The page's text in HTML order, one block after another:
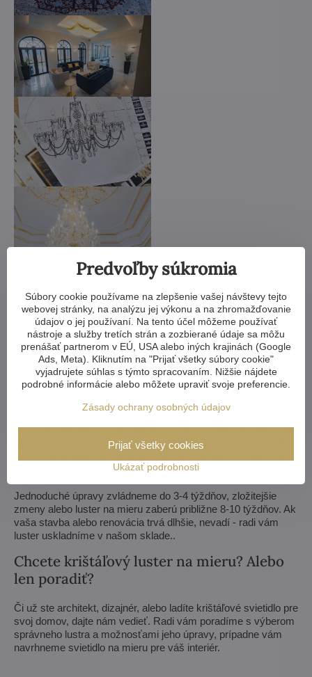
Zmenšiť alebo zväčšiť, zmeniť ramená, zmeniť počet
žiaroviek, skrátiť alebo predĺžiť reťaz - možnosti sú takmer
nekonečné. A ak vám to nestačí, môžeme vám vyrobiť
krištáľový luster podľa vášho návrhu.
Ak si nevyberiete z našej ponuky lustrov, vyrobíme vám luster
kompletne na mieru. Potrebujeme len nákres alebo fotografiu,
týždňa vám pošleme návrhy vrátane vizualizácií.
Jednoduché úpravy zvládneme do 3-4 týždňov, zložitejšie
zmeny alebo luster na mieru zaberú približne 8-10 týždňov. Ak
vaša stavba alebo renovácia trvá dlhšie, nevadí - radi vám
luster uskladníme v našom sklade..
Chcete krištáľový luster na mieru? Alebo
len poradiť?
Či už ste architekt, dizajnér, alebo ladíte krištáľové svietidlo pre
svoj domov, dajte nám vedieť. Radi vám poradíme s výberom
správneho lustra a možnosťami jeho úpravy, prípadne vám
navrhneme svietidlo na mieru pre váš interiér.
Predvoľby súkromia
Súbory cookie používame na zlepšenie vašej návštevy tejto
webovej stránky, na analýzu jej výkonu a na zhromažďovanie
údajov o jej používaní. Na tento účel môžeme používať
nástroje a služby tretích strán a zozbierané údaje sa môžu
prenášať partnerom v EÚ, USA alebo iných krajinách (Google
Ads, Meta). Kliknutím na "Prijať všetky súbory cookie"
vyjadrujete súhlas s týmto spracovaním. Nižšie nájdete
podrobné informácie alebo môžete upraviť svoje preferencie.
Zásady ochrany osobných údajov
Ukázať podrobnosti
Prijať všetky cookies